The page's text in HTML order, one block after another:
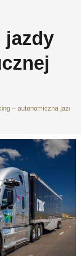
jazdy
– autonomiczna jazda